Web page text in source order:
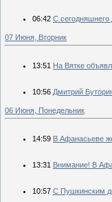
06:42 С
07 Июня, Вторник
13:51 На Вятке
10:56 Дмитрий
06 Июня, Понедельник
14:59 В Афанасьеве
13:31 Внимание! В
10:57 С Пушкинским